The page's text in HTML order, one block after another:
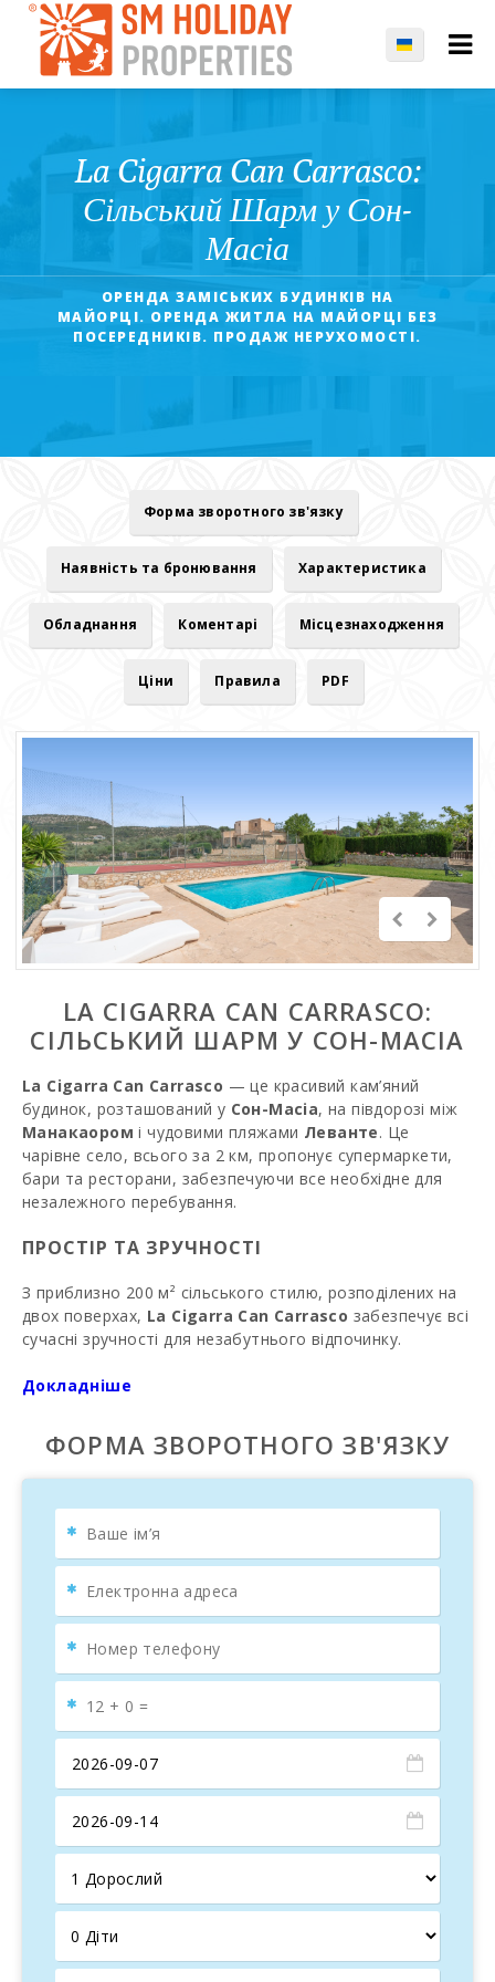
La Cigarra Can Carrasco:
Сільський Шарм у Сон-
Масіа
ОРЕНДА ЗАМІСЬКИХ БУДИНКІВ НА
МАЙОРЦІ. ОРЕНДА ЖИТЛА НА МАЙОРЦІ БЕЗ
ПОСЕРЕДНИКІВ. ПРОДАЖ НЕРУХОМОСТІ.
Форма зворотного зв'язку
Наявність та бронювання Характеристика
Обладнання Коментарі Місцезнаходження
Ціни Правила PDF
LA CIGARRA CAN CARRASCO:
СІЛЬСЬКИЙ ШАРМ У СОН-МАСІА
La Cigarra Can Carrasco — це красивий кам’яний
будинок, розташований у Сон-Масіа, на півдорозі між
Манакаором і чудовими пляжами Леванте. Це
чарівне село, всього за 2 км, пропонує супермаркети,
бари та ресторани, забезпечуючи все необхідне для
незалежного перебування.
ПРОСТІР ТА ЗРУЧНОСТІ
З приблизно 200 м² сільського стилю, розподілених на
двох поверхах, La Cigarra Can Carrasco забезпечує всі
сучасні зручності для незабутнього відпочинку.
ідеально підходить для перегляду телевізора з
вміщує 6 осіб і інтегрована з повністю обладнаною
кухнею, яка включає:
Мікрохвильова піч
Холодильник з морозильником
Посудомийна машина
Кавомашини Nespresso та німецька
Тостер та чайник
Повний посуд та столові прибори
Крім того, будинок обладнаний пральною машиною,
праскою та дошкою для прасування. На першому
поверсі є спальня з двома односпальними ліжками та
вентилятором. На другому поверсі є ще дві спальні,
обидві з двоспальними ліжками, і одна з них має шафу.
Якщо ви подорожуєте з немовлям, ми можемо надати
ліжечко. У будинку три ванні кімнати з душем, одна на
першому поверсі, інша на другому, і ще одна зовнішня.
ВІДПОЧИНОК БІЛЯ БАСЕЙНУ ТА
АКТИВНОСТІ
Окрім усіх внутрішніх зручностей,La Cigarra Can
Докладніше
ФОРМА ЗВОРОТНОГО ЗВ'ЯЗКУ